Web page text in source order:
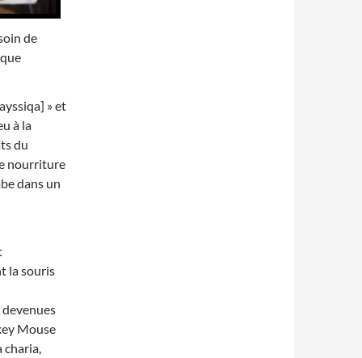
de
» et
à la
du
nourriture
dans un
la souris
Mouse
charia,